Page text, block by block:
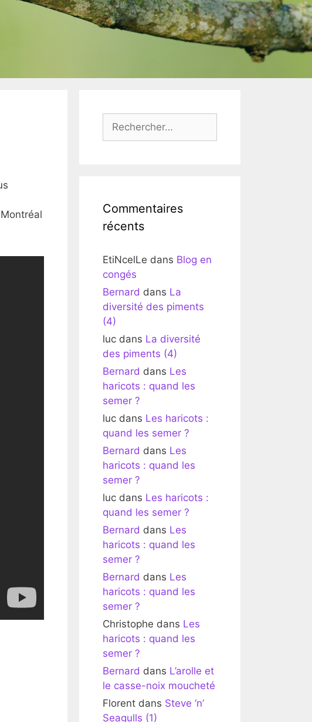
Commentaires
récents
EtiNcelLe dans Blog en
congés
Bernard dans La
diversité des piments
(4)
luc dans La diversité
des piments (4)
Bernard dans Les
haricots : quand les
semer ?
luc dans Les haricots :
quand les semer ?
Bernard dans Les
haricots : quand les
semer ?
luc dans Les haricots :
quand les semer ?
Bernard dans Les
haricots : quand les
semer ?
Bernard dans Les
haricots : quand les
semer ?
Christophe dans Les
haricots : quand les
semer ?
Bernard dans L’arolle et
le casse-noix moucheté
Florent dans Steve ‘n’
Seagulls (1)